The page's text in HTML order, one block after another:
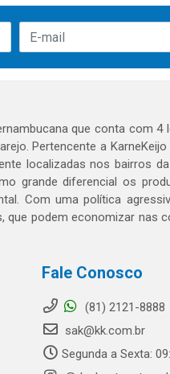
que conta com 4
Pertencente a
localizadas nos bairros da
grande diferencial os
Com uma política
podem economizar nas
Fale Conosco
(81) 2121-8888
sak@kk.com.br
Segunda a Sexta: